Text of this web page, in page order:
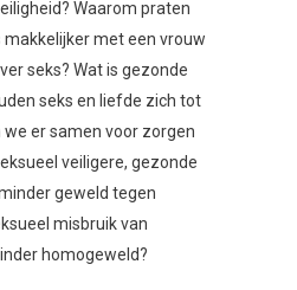
Waarom praten
met een vrouw
seks? Wat is gezonde
seks en liefde zich tot
we er samen voor zorgen
veiligere, gezonde
geweld tegen
misbruik van
homogeweld?